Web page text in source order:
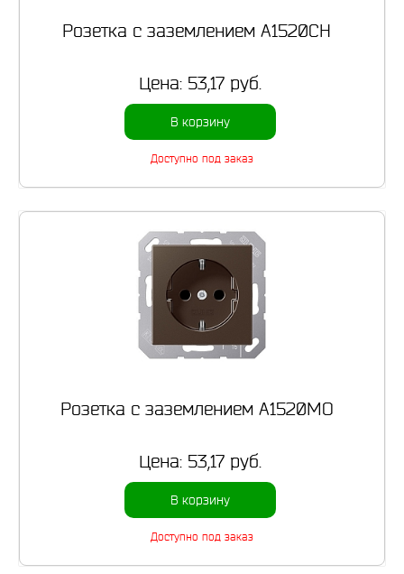
Розетка с заземлением A1520CH
Цена: 53,17 руб.
В корзину
Доступно под заказ
Розетка с заземлением A1520MO
Цена: 53,17 руб.
В корзину
Доступно под заказ